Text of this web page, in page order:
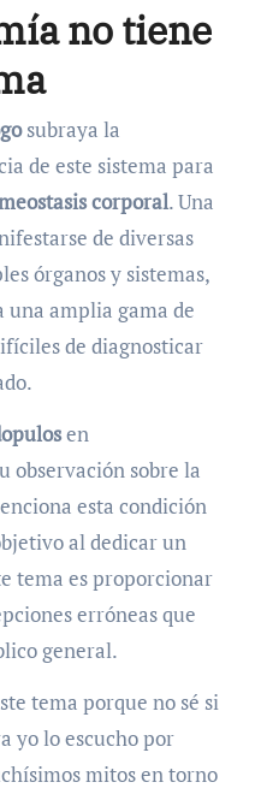
no tiene
subraya la
de este sistema para
corporal. Una
de diversas
órganos y sistemas,
una amplia gama de
de diagnosticar
en
observación sobre la
esta condición
al dedicar un
tema es proporcionar
erróneas que
general.
tema porque no sé si
yo lo escucho por
mitos en torno